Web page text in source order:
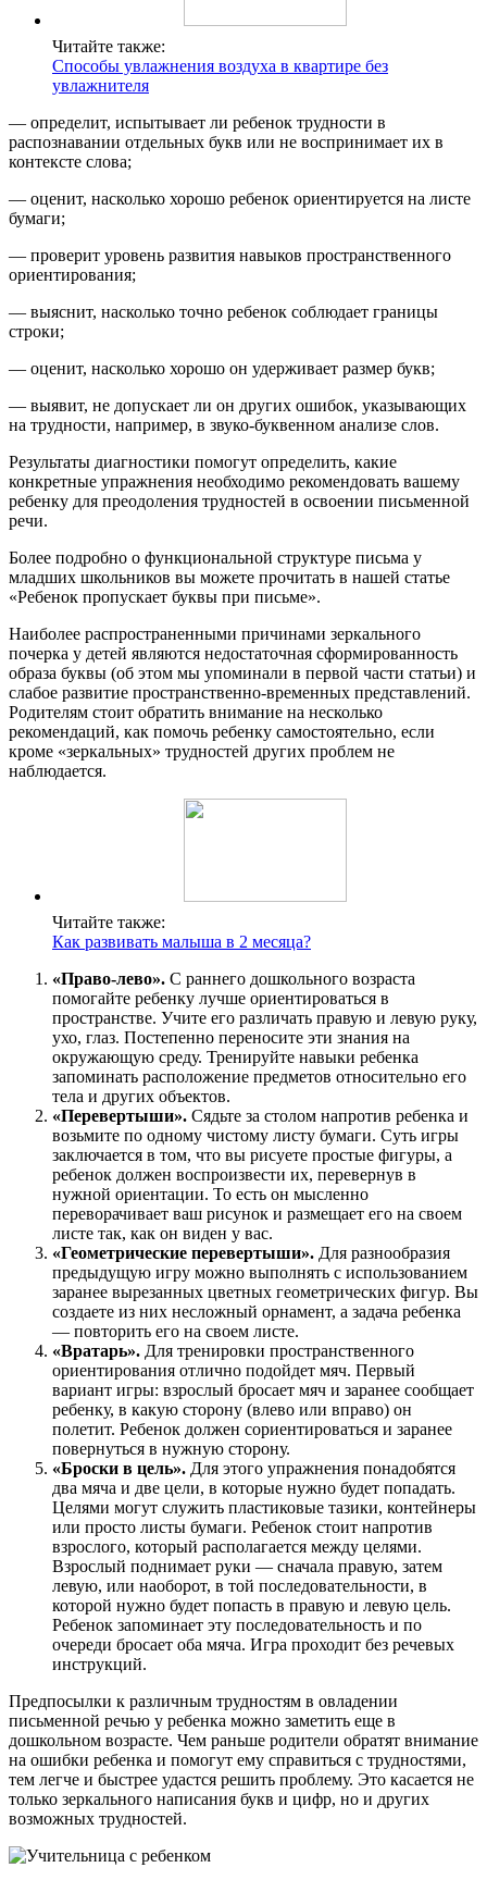
Читайте также:
Способы увлажнения воздуха в квартире без
увлажнителя
— определит, испытывает ли ребенок трудности в
распознавании отдельных букв или не воспринимает их в
контексте слова;
— оценит, насколько хорошо ребенок ориентируется на листе
бумаги;
— проверит уровень развития навыков пространственного
ориентирования;
— выяснит, насколько точно ребенок соблюдает границы
строки;
— оценит, насколько хорошо он удерживает размер букв;
— выявит, не допускает ли он других ошибок, указывающих
на трудности, например, в звуко-буквенном анализе слов.
Результаты диагностики помогут определить, какие
конкретные упражнения необходимо рекомендовать вашему
ребенку для преодоления трудностей в освоении письменной
речи.
Более подробно о функциональной структуре письма у
младших школьников вы можете прочитать в нашей статье
«Ребенок пропускает буквы при письме».
Наиболее распространенными причинами зеркального
почерка у детей являются недостаточная сформированность
образа буквы (об этом мы упоминали в первой части статьи) и
слабое развитие пространственно-временных представлений.
Родителям стоит обратить внимание на несколько
рекомендаций, как помочь ребенку самостоятельно, если
кроме «зеркальных» трудностей других проблем не
наблюдается.
Читайте также:
Как развивать малыша в 2 месяца?
«Право-лево». С раннего дошкольного возраста
помогайте ребенку лучше ориентироваться в
пространстве. Учите его различать правую и левую руку,
ухо, глаз. Постепенно переносите эти знания на
окружающую среду. Тренируйте навыки ребенка
запоминать расположение предметов относительно его
тела и других объектов.
«Перевертыши». Сядьте за столом напротив ребенка и
возьмите по одному чистому листу бумаги. Суть игры
заключается в том, что вы рисуете простые фигуры, а
ребенок должен воспроизвести их, перевернув в
нужной ориентации. То есть он мысленно
переворачивает ваш рисунок и размещает его на своем
листе так, как он виден у вас.
«Геометрические перевертыши». Для разнообразия
предыдущую игру можно выполнять с использованием
заранее вырезанных цветных геометрических фигур. Вы
создаете из них несложный орнамент, а задача ребенка
— повторить его на своем листе.
«Вратарь». Для тренировки пространственного
ориентирования отлично подойдет мяч. Первый
вариант игры: взрослый бросает мяч и заранее сообщает
ребенку, в какую сторону (влево или вправо) он
полетит. Ребенок должен сориентироваться и заранее
повернуться в нужную сторону.
«Броски в цель». Для этого упражнения понадобятся
два мяча и две цели, в которые нужно будет попадать.
Целями могут служить пластиковые тазики, контейнеры
или просто листы бумаги. Ребенок стоит напротив
взрослого, который располагается между целями.
Взрослый поднимает руки — сначала правую, затем
левую, или наоборот, в той последовательности, в
которой нужно будет попасть в правую и левую цель.
Ребенок запоминает эту последовательность и по
очереди бросает оба мяча. Игра проходит без речевых
инструкций.
Предпосылки к различным трудностям в овладении
письменной речью у ребенка можно заметить еще в
дошкольном возрасте. Чем раньше родители обратят внимание
на ошибки ребенка и помогут ему справиться с трудностями,
тем легче и быстрее удастся решить проблему. Это касается не
только зеркального написания букв и цифр, но и других
возможных трудностей.